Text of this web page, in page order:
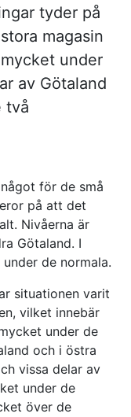
tyder på
magasin
under
av Götaland
två
för de små
på att det
Nivåerna är
Götaland. I
de normala.
situationen varit
vilket innebär
under de
och i östra
vissa delar av
under de
över de